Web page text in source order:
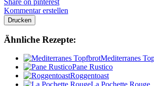
Share on pinterest
Kommentar erstellen
Drucken
Ähnliche Rezepte:
Mediterranes
Pane Rustico
Roggentoast